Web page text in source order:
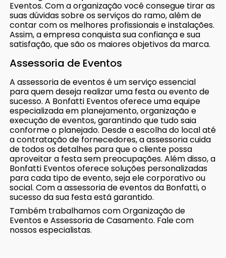
Eventos. Com a organização você consegue tirar as
suas dúvidas sobre os serviços do ramo, além de
contar com os melhores profissionais e instalações.
Assim, a empresa conquista sua confiança e sua
satisfação, que são os maiores objetivos da marca.
Assessoria de Eventos
A assessoria de eventos é um serviço essencial
para quem deseja realizar uma festa ou evento de
sucesso. A Bonfatti Eventos oferece uma equipe
especializada em planejamento, organização e
execução de eventos, garantindo que tudo saia
conforme o planejado. Desde a escolha do local até
a contratação de fornecedores, a assessoria cuida
de todos os detalhes para que o cliente possa
aproveitar a festa sem preocupações. Além disso, a
Bonfatti Eventos oferece soluções personalizadas
para cada tipo de evento, seja ele corporativo ou
social. Com a assessoria de eventos da Bonfatti, o
sucesso da sua festa está garantido.
Também trabalhamos com Organização de
Eventos e Assessoria de Casamento. Fale com
nossos especialistas.